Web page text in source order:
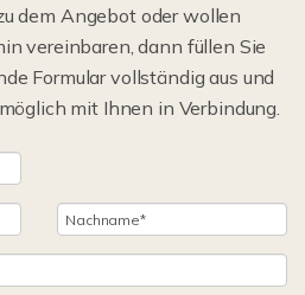
dem Angebot oder wollen
vereinbaren, dann füllen Sie
Formular vollständig aus und
mit Ihnen in Verbindung.